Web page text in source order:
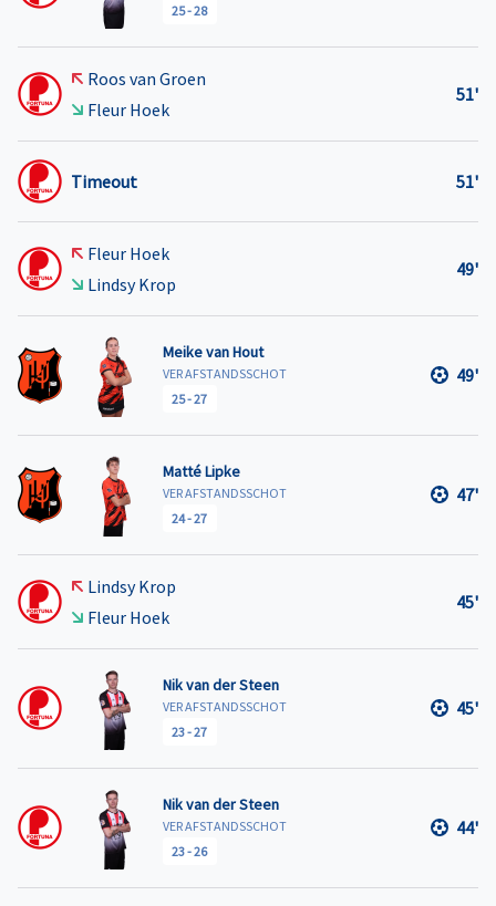
25-28
Roos van Groen
Fleur Hoek
51'
Timeout 51'
Fleur Hoek
Lindsy Krop
49'
Meike van Hout
VER AFSTANDSSCHOT
25-27
49'
Matté Lipke
VER AFSTANDSSCHOT
24-27
47'
Lindsy Krop
Fleur Hoek
45'
Nik van der Steen
VER AFSTANDSSCHOT
23-27
45'
Nik van der Steen
VER AFSTANDSSCHOT
23-26
44'